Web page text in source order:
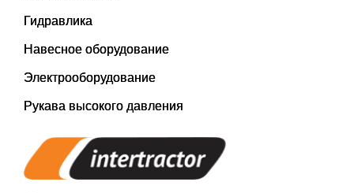
Гидравлика
Навесное оборудование
Электрооборудование
Рукава высокого давления